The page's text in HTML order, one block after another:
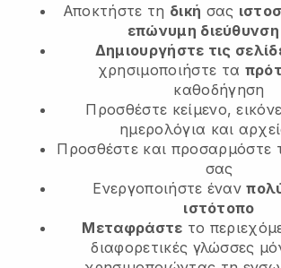
Αποκτήστε τη δική σας
επώνυμη διεύθυνση
Δημιουργήστε τις
χρησιμοποιήστε τα
καθοδήγηση
Προσθέστε κείμενο,
ημερολόγια και
Προσθέστε και προσαρμόστε
σας
Ενεργοποιήστε έναν
ιστότοπο
Μεταφράστε το
διαφορετικές γλώσσες